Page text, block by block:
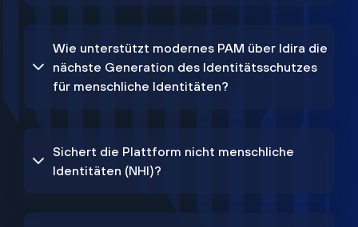
Wie unterstützt modernes PAM über Idira die
nächste Generation des Identitätsschutzes
für menschliche Identitäten?
Sichert die Plattform nicht menschliche
Identitäten (NHI)?